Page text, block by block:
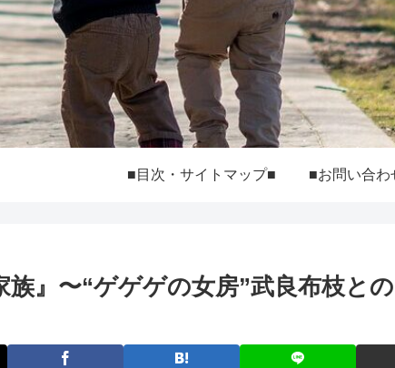
■目次・サイトマップ■ ■お問い合わ
』〜“ゲゲゲの女房”武良布枝と